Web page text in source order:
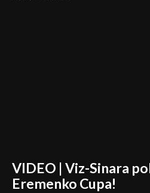
VIDEO | Viz-Sinara
Eremenko Cupa!